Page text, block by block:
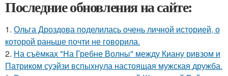
Последние обновления на сайте:
1. Ольга Дроздова поделилась очень личной историей, о
которой раньше почти не говорила.
2. На съёмках "На Гребне Волны" между Киану ривзом и
Патриком суэйзи вспыхнула настоящая мужская дружба.